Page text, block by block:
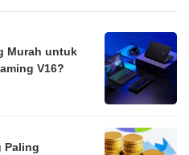
Murah untuk
V16?
Paling